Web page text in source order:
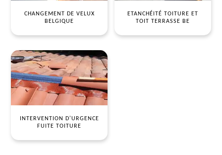
CHANGEMENT DE VELUX
BELGIQUE
ETANCHÉITÉ TOITURE ET
TOIT TERRASSE BE
INTERVENTION D'URGENCE
FUITE TOITURE